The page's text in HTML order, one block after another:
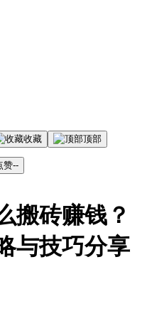
收藏 顶部
--
搬砖赚钱？
与技巧分享